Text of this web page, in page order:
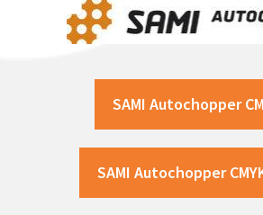
SAMI Autochopper
SAMI Autochopper